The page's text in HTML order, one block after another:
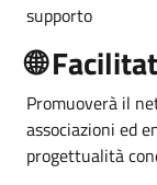
supporto
🌐
Promuoverà il
associazioni ed
progettualità